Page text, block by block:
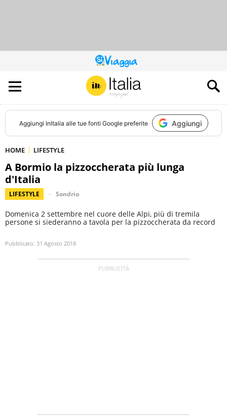
QUESTO
SITO
CONTRIBUISCE
ALL’AUDIENCE
DI
Aggiungi InItalia alle tue fonti Google preferite Aggiungi
HOME LIFESTYLE
A Bormio la pizzoccherata più lunga
d'Italia
LIFESTYLE Sondrio
Domenica 2 settembre nel cuore delle Alpi, più di tremila
persone si siederanno a tavola per la pizzoccherata da record
Pubblicato: 31 Agosto 2018